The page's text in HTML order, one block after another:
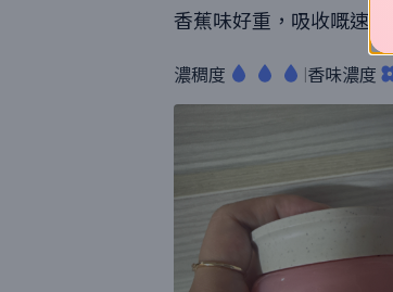
香蕉味好重，吸收嘅速
濃稠度 |香味濃度